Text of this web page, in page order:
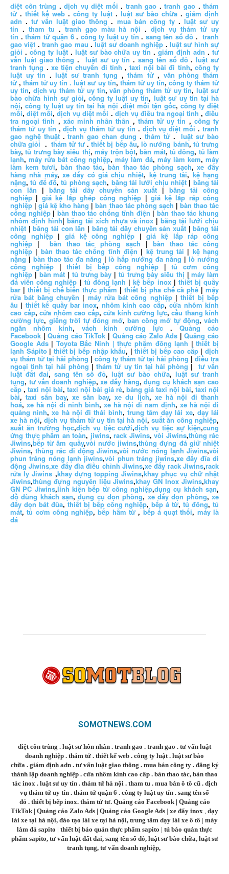
diệt côn trùng .dịch vụ diệt mối . tranh gao .tranh gao .thám
tử. thiết kế web . công ty luật . luật sư bào chữa .giám định
adn .tư vấn luật giao thông. mua bán công ty. luật sư uy
tín . tham tu .tranh gạo màu hà nội .dịch vụ thám tử uy
tín .thám tử quận 6. công ty luật uy tín . sang tên sổ đỏ .tranh
gao việt .tranh gao mau .luật sư doanh nghiệp .luật sư hình sự
giỏi . công ty luật. luật sư bào chữa uy tín .giám định adn .tư
vấn luật giao thông .luật sư uy tín .sang tên sổ đỏ.luật sư
tranh tụng . xe tiện chuyến đi tỉnh ,taxi nội bài đi tỉnh, công ty
luật uy tín .luật sư tranh tụng ,thám tử, văn phòng thám
tử,thám tử uy tín . luật sư uy tín, thám tử uy tín, công ty thám tử
uy tín, dịch vụ thám tử uy tín,văn phòng thám tử uy tín,luật sư
bào chữa hình sự giỏi,công ty luật uy tín, luật sư uy tín tại hà
nội,công ty luật uy tín tại hà nội .diệt mối tận gốc, công ty diệt
mối,diệt mối,dịch vụ diệt mối .dịch vụ điều tra ngoại tình ,điều
tra ngoại tình ,xác minh nhân thân ,thám tử uy tín , công ty
thám tử uy tín ,dịch vụ thám tử uy tín . dịch vụ diệt mối .tranh
gao nghệ thuật.tranh gao chan dung . thám tử.luật sư bào
chữa giỏi .thám tử tư.thiết bị bếp âu,lò nướng bánh, tủ trưng
bày,tủ trưng bày siêu thị,máy trộn bột,bàn mát,tủ đông, tủ làm
lạnh, máy rửa bát công nghiệp, máy làm đá, máy làm kem, máy
làm kem tươi,bàn thao tác,bàn thao tác phòng sạch,xe đẩy
hàng nhà máy, xe đẩy có giá chịu nhiệt, kệ trung tải, kệ hạng
nặng,tủ để đồ,tủ phòng sạch, băng tải lưới chịu nhiệt| băng tải
con lăn | băng tải dây chuyền sản xuất | băng tải công
nghiệp | giá kệ lắp ghép công nghiệp |giá kệ lắp ráp công
nghiệp |giá kệ kho hàng |bàn thao tác phòng sạch | bàn thao tác
công nghiệp|bàn thao tác chống tĩnh điện |bàn thao tác khung
nhôm định hình| băng tải xích nhựa và inox|băng tải lưới chịu
nhiệt |băng tải con lăn | băng tải dây chuyền sản xuất |băng tải
công nghiệp|giá kệ công nghiệp |giá kệ lắp ráp công
nghiệp |bàn thao tác phòng sạch| bàn thao tác công
nghiệp | bàn thao tác chống tĩnh điện | kệ trung tải | kệ hạng
nặng| bàn thao tác đa năng|lò hấp nướng đa năng |lò nướng
công nghiệp|thiết bị bếp công nghiệp|tủ cơm công
nghiệp |bàn mát | tủ trưng bày | tủ trưng bày siêu thị |máy làm
đá viên công nghiệp | tủ đông lạnh |kệ bếp inox| thiết bị quầy
bar | thiết bị chế biến thực phẩm | thiết bị pha chế cà phê| máy
rửa bát băng chuyền | máy rửa bát công nghiệp|thiết bị bếp
âu | thiết kế quầy bar inox, nhôm kính cao cấp,cửa nhôm kính
cao cấp, cửa nhôm cao cấp, cửa kính cường lực, cầu thang kính
cường lực, giếng trời tự đóng mở, ban công mở tự động, vách
ngăn nhôm kính, vách kính cường lực .Quảng cáo
Facebook |Quảng cáo TikTok | Quảng cáo Zalo Ads |Quảng cáo
Google Ads| Toyota Bắc Ninh | thực phẩm đông lạnh |thiết bị
lạnh Sápito |thiết bị bếp nhập khẩu, |thiết bị bếp cao cấp|dịch
vụ thám tử tại hải phòng | công ty thám tử tại hải phòng |điều tra
ngoại tình tại hải phòng |thám tử uy tín tại hải phòng | tư vấn
luật đất đai, sang tên sổ đỏ, luật sư bào chữa, luật sư tranh
tụng, tư vấn doanh nghiệp,xe đẩy hàng,dụng cụ khách sạn cao
cấp, taxi nội bài, taxi nội bài giá rẻ, bảng giá taxi nội bài, taxi nội
bài,taxi sân bay,xe sân bay,xe du lịch, xe hà nội đi thanh
hoá, xe hà nội đi ninh bình, xe hà nội đi nam định,xe hà nội đi
quảng ninh,xe hà nội đi thái bình, trung tâm dạy lái xe, dạy lái
xe hà nội,dịch vụ thám tử uy tín tại hà nội,suất ăn công nghiệp,
suất ăn trường học,dịch vụ tiệc cưới,dịch vụ tiệc sự kiện,cung
ứng thực phẩm an toàn, jiwins, rack Jiwins, vòi Jiwins,thùng rác
Jiwins,bếp từ âm quầy,vòi nước jiwins,thùng đựng đá giữ nhiệt
Jiwins,thùng rác di động Jiwins,vòi nước nóng lạnh Jiwins,vòi
phun tráng nóng lạnh jiwins,vòi phun tráng jiwins,xe đẩy đĩa di
động Jiwins,xe đẩy đĩa điều chỉnh Jiwins,xe đẩy rack Jiwins,rack
rửa ly Jiwins ,khay đựng topping Jiwins,khay phục vụ chữ nhật
Jiwins,thùng đựng nguyên liệu Jiwins,khay GN Inox Jiwins,khay
GN PC Jiwins,linh kiện bếp từ công nghiệp,dụng cụ khách sạn,
đồ dùng khách sạn,dụng cụ dọn phòng,xe đẩy dọn phòng,xe
đẩy dọn bát đũa,thiết bị bếp công nghiệp,bếp á từ,tủ đông,tủ
mát,tủ cơm công nghiệp,bếp hầm từ ,bếp á quạt thổi, máy là
đá
SOMOTNEWS.COM
diệt côn trùng . luật sư hôn nhân . tranh gao . tranh gao . tư vấn luật
doanh nghiệp . thám tử . thiết kế web . công ty luật . luật sư bào
chữa . giám định adn. tư vấn luật giao thông . mua bán công ty. đăng ký
thành lập doanh nghiệp . cửa nhôm kính cao cấp . bàn thao tác, bàn thao
tác inox . luật sư uy tín. thám tử hà nội . tham tu. mua bán ô tô cũ. dịch
vụ thám tử uy tín . thám tử quận 6 . công ty luật uy tín . sang tên sổ
đỏ . thiết bị bếp inox. thám tử tư. Quảng cáo Facebook| Quảng cáo
TikTok | Quảng cáo Zalo Ads | Quảng cáo Google Ads | xe đẩy inox
dạy
lái xe tại hà nội, đào tạo lái xe tại hà nội, trung tâm dạy lái xe ô tô | máy
làm đá sapito | thiết bị bảo quản thực phẩm sapito | tủ bảo quản thực
phẩm sapito, tư vấn luật đất đai, sang tên sổ đỏ, luật sư bào chữa, luật sư
tranh tụng, tư vấn doanh nghiệp,